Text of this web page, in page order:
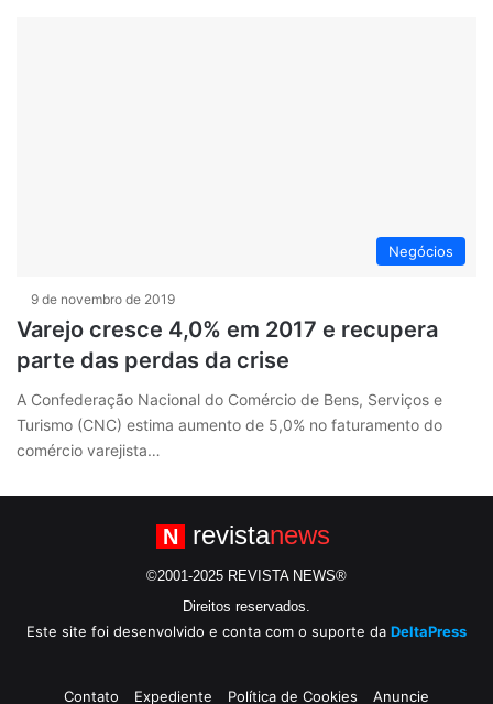
Negócios
9 de novembro de 2019
Varejo cresce 4,0% em 2017 e recupera
parte das perdas da crise
A Confederação Nacional do Comércio de Bens, Serviços e
Turismo (CNC) estima aumento de 5,0% no faturamento do
comércio varejista…
N revistanews
©2001-2025 REVISTA NEWS®
Direitos reservados.
Este site foi desenvolvido e conta com o suporte da DeltaPress
Contato Expediente Política de Cookies Anuncie